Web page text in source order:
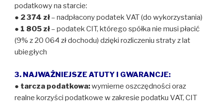
podatkowy na starcie:
● 2 374 zł– nadpłacony podatek VAT (do wykorzystania)
● 1 805 zł– podatek CIT, którego spółka nie musi płacić
(9% z 20 064 zł dochodu) dzięki rozliczeniu straty z lat
ubiegłych
3. NAJWAŻNIEJSZE ATUTY I GWARANCJE:
● tarcza podatkowa:wymierne oszczędności oraz
realne korzyści podatkowe w zakresie podatku VAT, CIT